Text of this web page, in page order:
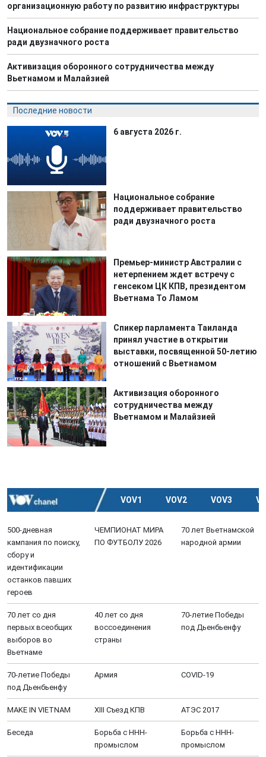
организационную работу по развитию инфраструктуры
Национальное собрание поддерживает правительство
ради двузначного роста
Активизация оборонного сотрудничества между
Вьетнамом и Малайзией
Последние новости
6 августа 2026 г.
Национальное собрание
поддерживает правительство
ради двузначного роста
Премьер-министр Австралии с
нетерпением ждет встречу с
генсеком ЦК КПВ, президентом
Вьетнама То Ламом
Спикер парламента Таиланда
принял участие в открытии
выставки, посвященной 50-летию
отношений с Вьетнамом
Активизация оборонного
сотрудничества между
Вьетнамом и Малайзией
VOV1 VOV2 VOV3
500-дневная
кампания по поиску,
сбору и
идентификации
останков павших
героев
ЧЕМПИОНАТ МИРА
ПО ФУТБОЛУ 2026
70 лет Вьетнамской
народной армии
70 лет со дня
первых всеобщих
выборов во
Вьетнаме
40 лет со дня
воссоединения
страны
70-летие Победы
под Дьенбьенфу
70-летие Победы
под Дьенбьенфу
Aрмия COVID-19
MAKE IN VIETNAM XIII Cъезд КПВ АТЭС 2017
Беседа
Борьба с ННН-
промыслом
Борьба с ННН-
промыслом